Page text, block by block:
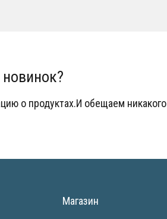
о продуктах.И обещаем никакого
Магазин